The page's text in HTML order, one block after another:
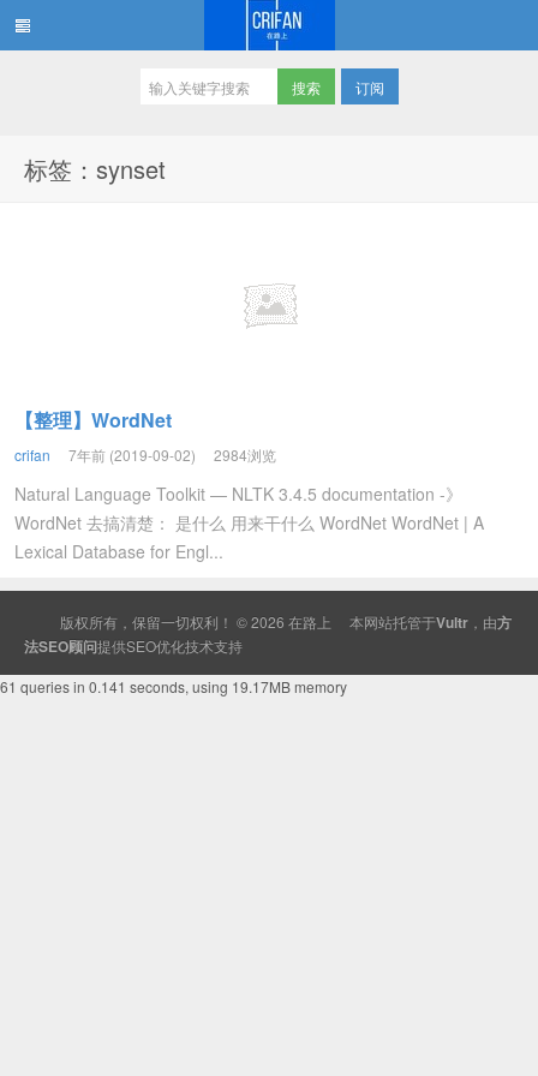
订阅
标签：synset
【整理】WordNet
crifan 7年前 (2019-09-02) 2984浏览
Natural Language Toolkit — NLTK 3.4.5 documentation -》
WordNet 去搞清楚： 是什么 用来干什么 WordNet WordNet | A
Lexical Database for Engl...
版权所有，保留一切权利！ © 2026 在路上 本网站托管于Vultr ，由方
法SEO顾问提供SEO优化技术支持
61 queries in 0.141 seconds, using 19.17MB memory